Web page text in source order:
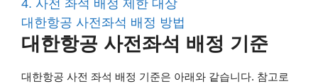
4. 사전 좌석 배정 제한 대상
대한항공 사전좌석 배정 방법
대한항공 사전좌석 배정 기준
대한항공 사전 좌석 배정 기준은 아래와 같습니다. 참고로